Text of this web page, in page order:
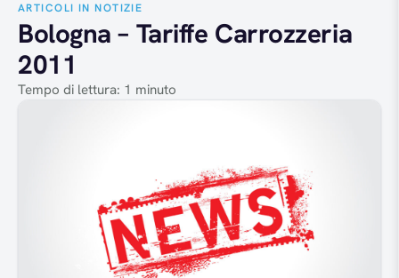
ARTICOLI IN NOTIZIE
Bologna – Tariffe Carrozzeria
2011
Tempo di lettura: 1 minuto